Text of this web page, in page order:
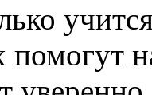
помогут